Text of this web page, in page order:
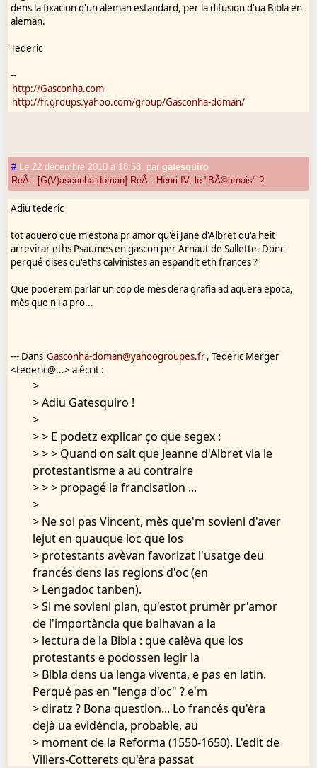
dens la fixacion d'un aleman estandard, per la difusion d'ua Bibla en
aleman.
Tederic
--
http://Gasconha.com
http://fr.groups.yahoo.com/group/Gasconha-doman/
# Le 22 décembre 2010 à 18:58 pargatesquiro
ReÂ : [G(V)asconha doman] ReÂ : Henri IV, le "BÃ©arnais" ?
Adiu tederic
tot aquero que m'estona pr'amor qu'èi Jane d'Albret qu'a heit
arrevirar eths Psaumes en gascon per Arnaut de Sallette. Donc
perqué dises qu'eths calvinistes an espandit eth frances ?
Que poderem parlar un cop de mès dera grafia ad aquera epoca,
mès que n'i a pro...
--- Dans Gasconha-doman@yahoogroupes.fr, Tederic Merger
<tederic@...> a écrit :
>
> Adiu Gatesquiro !
>
> > E podetz explicar ço que segex :
> > > Quand on sait que Jeanne d'Albret via le
protestantisme a au contraire
> > > propagé la francisation ...
>
> Ne soi pas Vincent, mès que'm sovieni d'aver
lejut en quauque loc que los
> protestants avèvan favorizat l'usatge deu
francés dens las regions d'oc (en
> Lengadoc tanben).
> Si me sovieni plan, qu'estot prumèr pr'amor
de l'importància que balhavan a la
> lectura de la Bibla : que calèva que los
protestants e podossen legir la
> Bibla dens ua lenga viventa, e pas en latin.
Perqué pas en "lenga d'oc" ? e'm
> diratz ? Bona question... Lo francés qu'èra
dejà ua evidéncia, probable, au
> moment de la Reforma (1550-1650). L'edit de
Villers-Cotterets qu'èra passat